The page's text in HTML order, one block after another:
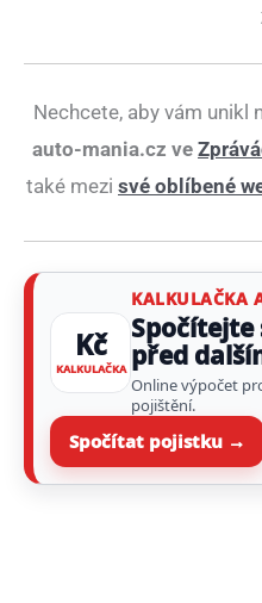
Nechcete, aby vám unikl
auto-mania.cz ve
také mezi své oblíbené
Kč
KALKULAČKA
KALKULAČKA
před
Online výpočet
pojištění.
Spočítat pojistku →